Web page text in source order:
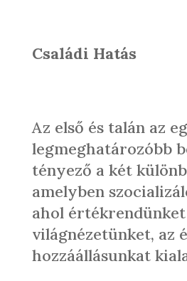
Családi Hatás
Az első és talán az
legmeghatározóbb
tényező a két
amelyben
ahol értékrendünket
világnézetünket, az
hozzáállásunkat